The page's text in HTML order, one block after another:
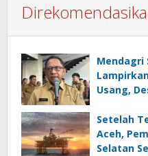
Mendagri
Usang,
Setelah
Aceh,
Selatan